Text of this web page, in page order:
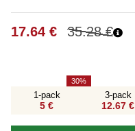
35.28€
17.64 €
1-pack
5 €
30
3-pack
12.67 €